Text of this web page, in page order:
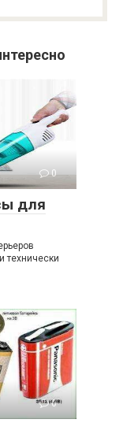
0
для
технически
0